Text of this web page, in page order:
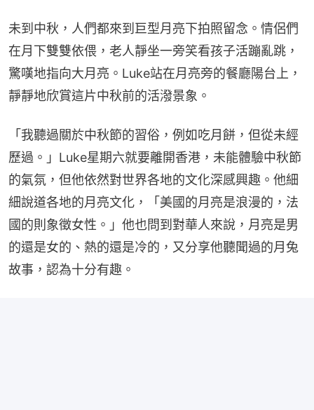
未到中秋，人們都來到巨型月亮下拍照留念。情侶們
在月下雙雙依偎，老人靜坐一旁笑看孩子活蹦亂跳，
驚嘆地指向大月亮。Luke站在月亮旁的餐廳陽台上，
靜靜地欣賞這片中秋前的活潑景象。
「我聽過關於中秋節的習俗，例如吃月餅，但從未經
歷過。」Luke星期六就要離開香港，未能體驗中秋節
的氣氛，但他依然對世界各地的文化深感興趣。他細
細說道各地的月亮文化，「美國的月亮是浪漫的，法
國的則象徵女性。」他也問到對華人來說，月亮是男
的還是女的、熱的還是冷的，又分享他聽聞過的月兔
故事，認為十分有趣。